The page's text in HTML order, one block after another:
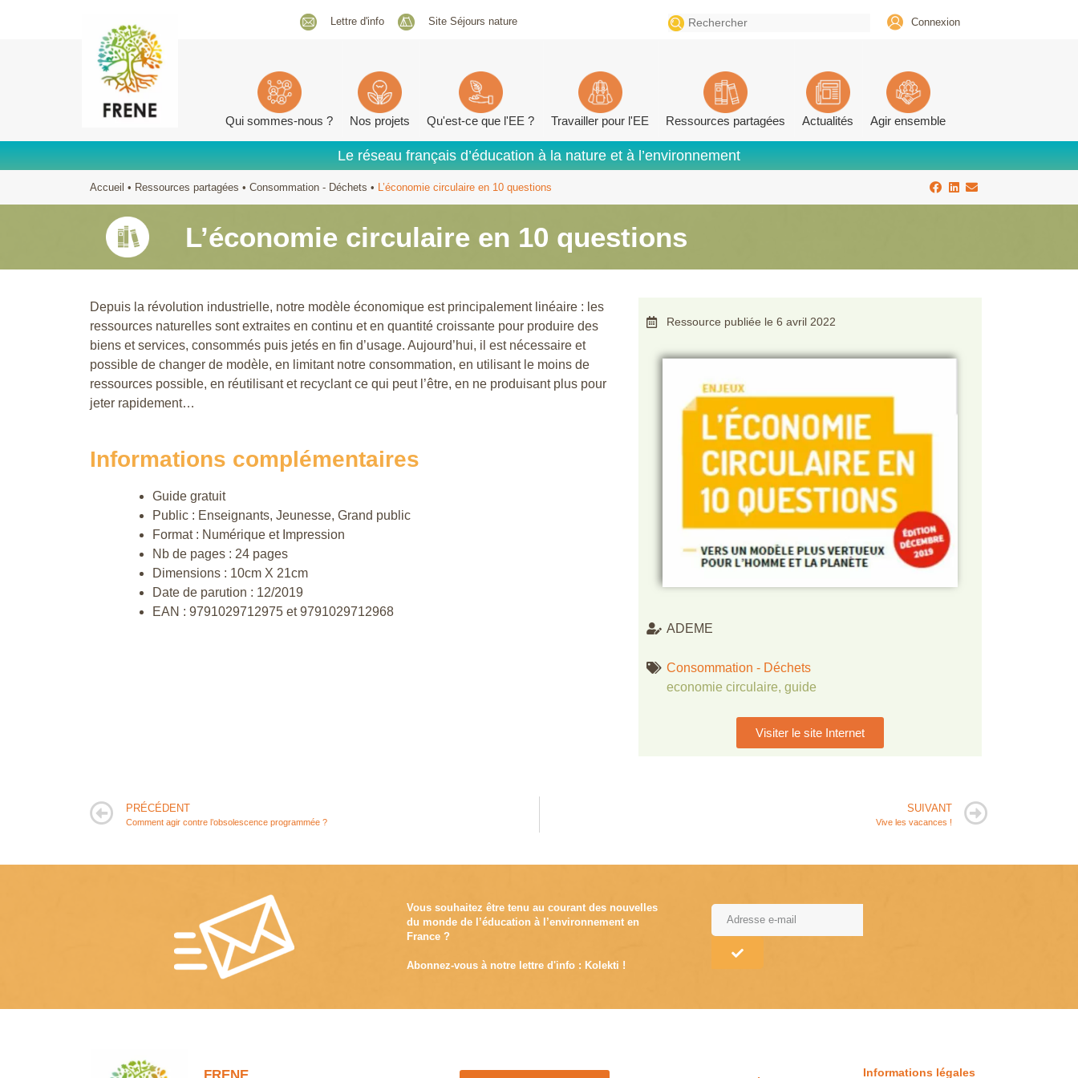
Lettre d'info Site Séjours nature
Search
for:
Connexion
Qui sommes-nous ? Nos projets Qu'est-ce que l'EE ? Travailler pour l'EE Ressources partagées Actualités Agir ensemble
Le réseau français d’éducation à la nature et à l’environnement
Accueil • Ressources partagées • Consommation - Déchets • L’économie circulaire en 10 questions
L’économie circulaire en 10 questions
Depuis la révolution industrielle, notre modèle économique est principalement linéaire : les
ressources naturelles sont extraites en continu et en quantité croissante pour produire des
biens et services, consommés puis jetés en fin d’usage. Aujourd’hui, il est nécessaire et
possible de changer de modèle, en limitant notre consommation, en utilisant le moins de
ressources possible, en réutilisant et recyclant ce qui peut l’être, en ne produisant plus pour
jeter rapidement…
Informations complémentaires
Guide gratuit
Public : Enseignants, Jeunesse, Grand public
Format : Numérique et Impression
Nb de pages : 24 pages
Dimensions : 10cm X 21cm
Date de parution : 12/2019
EAN : 9791029712975 et 9791029712968
Ressource publiée le 6 avril 2022
ADEME
Consommation - Déchets
economie circulaire, guide
Visiter le site Internet
PRÉCÉDENT
Comment agir contre l’obsolescence programmée ?
SUIVANT
Vive les vacances !
Vous souhaitez être tenu au courant des nouvelles
du monde de l’éducation à l’environnement en
France ?
Abonnez-vous à notre lettre d'info : Kolekti !
Informations légales